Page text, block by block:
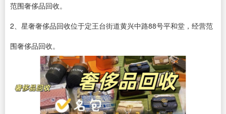
范围奢侈品回收。
2、星奢奢侈品回收位于定王台街道黄兴中路88号平和堂，经营范
围奢侈品回收。